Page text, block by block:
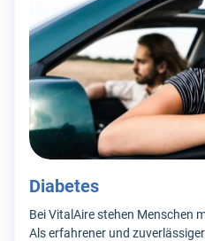
Diabetes
Bei VitalAire stehen Menschen
Als erfahrener und